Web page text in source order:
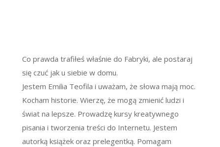
Co prawda trafiłeś właśnie do Fabryki, ale postaraj
się czuć jak u siebie w domu.
Jestem Emilia Teofila i uważam, że słowa mają moc.
Kocham historie. Wierzę, że mogą zmienić ludzi i
świat na lepsze. Prowadzę kursy kreatywnego
pisania i tworzenia treści do Internetu. Jestem
autorką książek oraz prelegentką. Pomagam